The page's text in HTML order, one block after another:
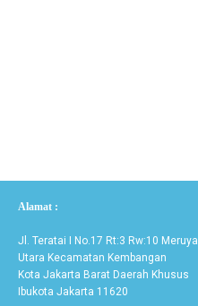
Alamat :
Jl. Teratai I No.17 Rt:3 Rw:10 Meruya
Utara Kecamatan Kembangan
Kota Jakarta Barat Daerah Khusus
Ibukota Jakarta 11620